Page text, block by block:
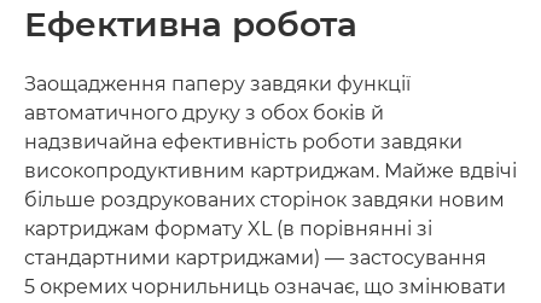
Ефективна робота
Заощадження паперу завдяки функції
автоматичного друку з обох боків й
надзвичайна ефективність роботи завдяки
високопродуктивним картриджам. Майже вдвічі
більше роздрукованих сторінок завдяки новим
картриджам формату XL (в порівнянні зі
стандартними картриджами) — застосування
5 окремих чорнильниць означає, що змінювати